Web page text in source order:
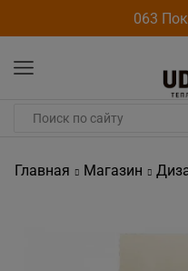
063
Главная Магазин